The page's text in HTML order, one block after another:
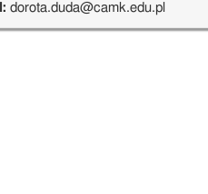
dorota.duda@camk.edu.pl